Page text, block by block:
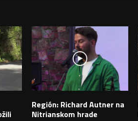
Región: Richard Autner na
Nitrianskom hrade